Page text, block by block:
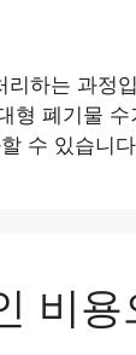
하는 과정
형 폐기물
수 있습니
비용